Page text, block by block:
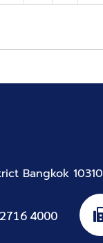
Bangkok 10310
4000